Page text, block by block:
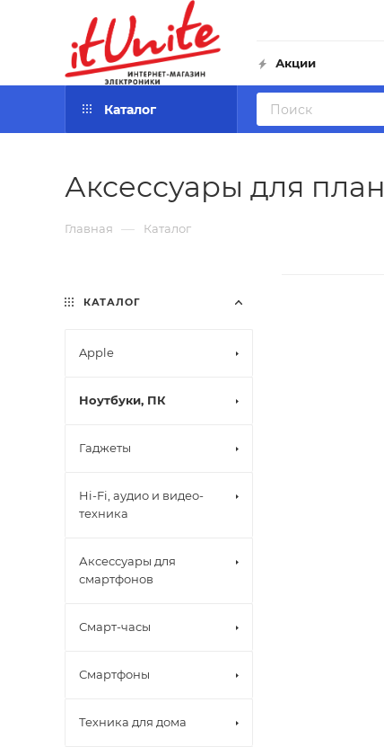
Акции
Каталог
Аксессуары для
Главная — Каталог
КАТАЛОГ
Apple
Ноутбуки, ПК
Гаджеты
Hi-Fi, аудио и видео-
техника
Аксессуары для
смартфонов
Смарт-часы
Смартфоны
Техника для дома